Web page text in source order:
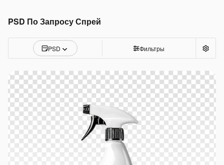
PSD По Запросу Спрей
PSD Фильтры